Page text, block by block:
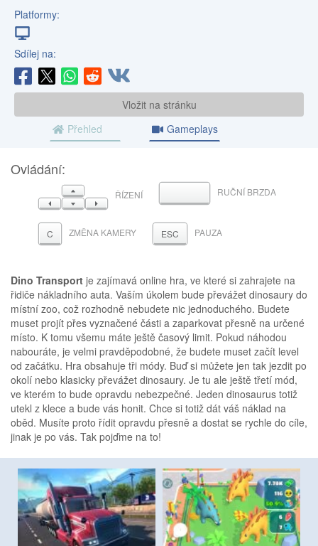
Platformy:
Sdílej na:
Vložit na stránku
Přehled
Gameplays
Ovládání:
NAHORU
VLEVODOLŮVPRAVO
ŘÍZENÍ MEZERNÍKRUČNÍ BRZDA
C ZMĚNA KAMERY ESC PAUZA
Dino Transport je zajímavá online hra, ve které si zahrajete na
řidiče nákladního auta. Vaším úkolem bude převážet dinosaury do
místní zoo, což rozhodně nebudete nic jednoduchého. Budete
muset projít přes vyznačené části a zaparkovat přesně na určené
místo. K tomu všemu máte ještě časový limit. Pokud náhodou
nabouráte, je velmi pravděpodobné, že budete muset začít level
od začátku. Hra obsahuje tři módy. Buď si můžete jen tak jezdit po
okolí nebo klasicky převážet dinosaury. Je tu ale ještě třetí mód,
ve kterém to bude opravdu nebezpečné. Jeden dinosaurus totiž
utekl z klece a bude vás honit. Chce si totiž dát váš náklad na
oběd. Musíte proto řídit opravdu přesně a dostat se rychle do cíle,
jinak je po vás. Tak pojďme na to!